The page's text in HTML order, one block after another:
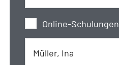
Online-Schulungen
Müller, Ina